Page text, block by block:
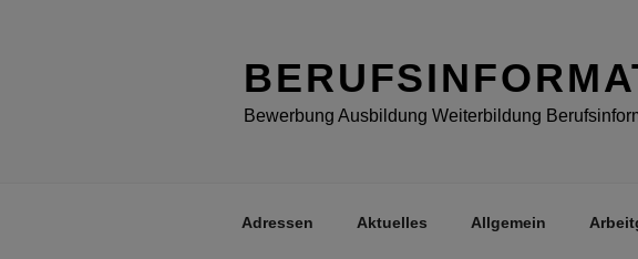
Bewerbung Ausbildung Weiterbildung
Adressen Aktuelles Allgemein